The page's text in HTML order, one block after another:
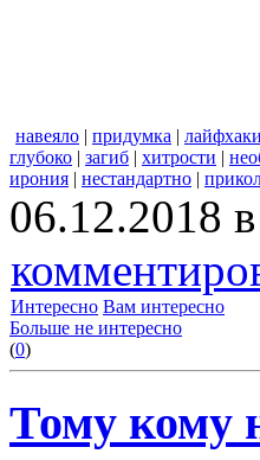
навеяло | придумка | лайфхаки
глубоко | загиб | хитрости |
ирония | нестандартно |
06.12.2018
Интересно Вам интересно
Больше не интересно
(0)
Тому кому